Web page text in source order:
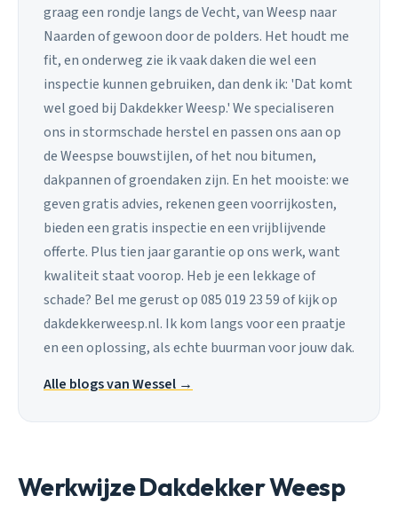
graag een rondje langs de Vecht, van Weesp naar
Naarden of gewoon door de polders. Het houdt me
fit, en onderweg zie ik vaak daken die wel een
inspectie kunnen gebruiken, dan denk ik: 'Dat komt
wel goed bij Dakdekker Weesp.' We specialiseren
ons in stormschade herstel en passen ons aan op
de Weespse bouwstijlen, of het nou bitumen,
dakpannen of groendaken zijn. En het mooiste: we
geven gratis advies, rekenen geen voorrijkosten,
bieden een gratis inspectie en een vrijblijvende
offerte. Plus tien jaar garantie op ons werk, want
kwaliteit staat voorop. Heb je een lekkage of
schade? Bel me gerust op 085 019 23 59 of kijk op
dakdekkerweesp.nl. Ik kom langs voor een praatje
en een oplossing, als echte buurman voor jouw dak.
Alle blogs van Wessel →
Werkwijze Dakdekker Weesp